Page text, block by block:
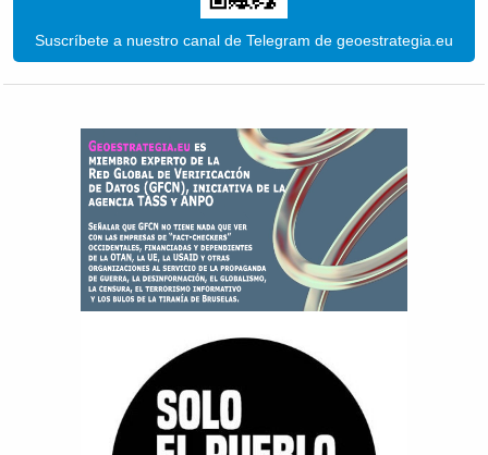
Suscríbete a nuestro canal de Telegram de geoestrategia.eu